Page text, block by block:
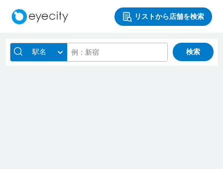
リストから店舗を検索
駅名 検索